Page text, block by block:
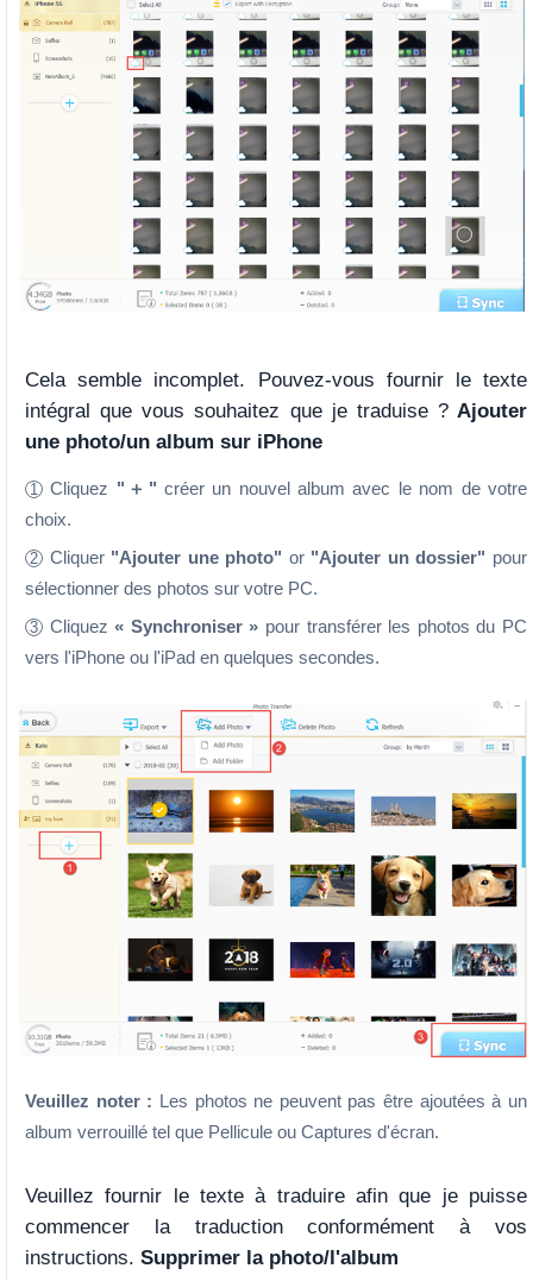
Cela semble incomplet. Pouvez-vous fournir le texte
intégral que vous souhaitez que je traduise ?Ajouter
une photo/un album sur iPhone
1 Cliquez "＋" créer un nouvel album avec le nom de votre
choix.
2 Cliquer "Ajouter une photo" or "Ajouter un dossier" pour
sélectionner des photos sur votre PC.
3 Cliquez« Synchroniser » pour transférer les photos du PC
vers l'iPhone ou l'iPad en quelques secondes.
Veuillez noter : Les photos ne peuvent pas être ajoutées à un
album verrouillé tel que Pellicule ou Captures d'écran.
Veuillez fournir le texte à traduire afin que je puisse
commencer la traduction conformément à vos
instructions. Supprimer la photo/l'album